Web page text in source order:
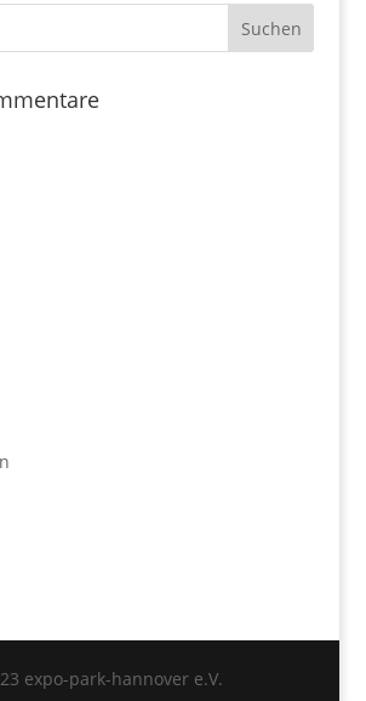
expo-park-hannover e.V.